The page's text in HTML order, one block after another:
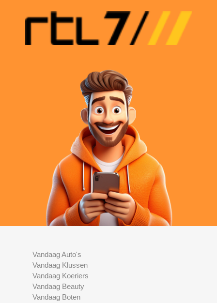
Vandaag Auto's
Vandaag Klussen
Vandaag Koeriers
Vandaag Beauty
Vandaag Boten